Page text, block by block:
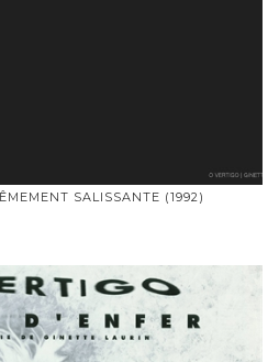
SALISSANTE (1992)